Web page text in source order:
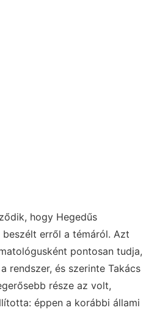
hogy Hegedűs
erről a témáról. Azt
pontosan tudja,
rendszer, és szerinte Takács
része az volt,
éppen a korábbi állami